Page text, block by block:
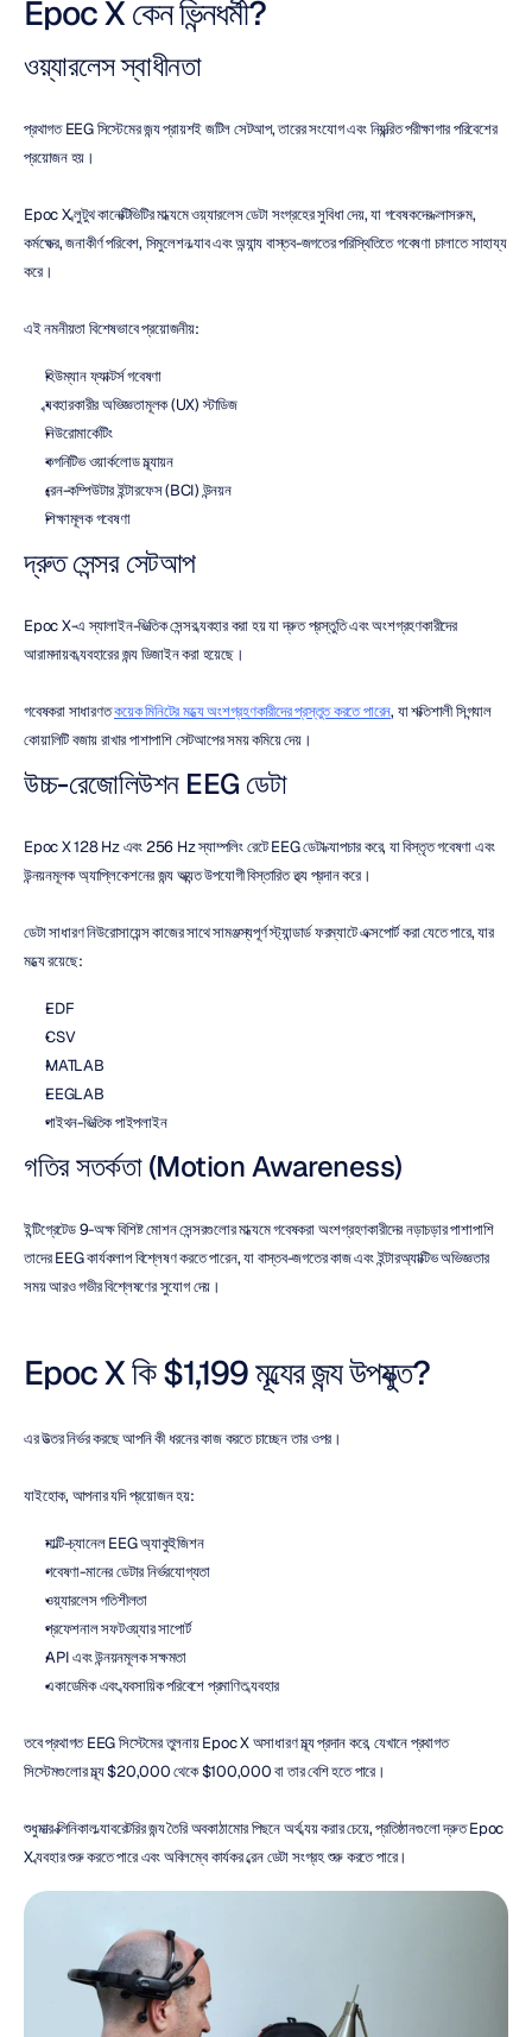
Epoc X কেন ভিন্নধর্মী?
ওয়্যারলেস স্বাধীনতা
প্রথাগত EEG সিস্টেমের জন্য প্রায়শই জটিল সেটআপ, তারের সংযোগ এবং নিয়ন্ত্রিত পরীক্ষাগার পরিবেশের
প্রয়োজন হয়।
Epoc X ব্লুটুথ কানেক্টিভিটির মাধ্যমে ওয়্যারলেস ডেটা সংগ্রহের সুবিধা দেয়, যা গবেষকদের ক্লাসরুম,
কর্মক্ষেত্র, জনাকীর্ণ পরিবেশ, সিমুলেশন ল্যাব এবং অন্যান্য বাস্তব-জগতের পরিস্থিতিতে গবেষণা চালাতে সাহায্য
করে।
এই নমনীয়তা বিশেষভাবে প্রয়োজনীয়:
হিউম্যান ফ্যাক্টর্স গবেষণা
ব্যবহারকারীর অভিজ্ঞতামূলক (UX) স্টাডিজ
নিউরোমার্কেটিং
কগনিটিভ ওয়ার্কলোড মূল্যায়ন
ব্রেন-কম্পিউটার ইন্টারফেস (BCI) উন্নয়ন
শিক্ষামূলক গবেষণা
দ্রুত সেন্সর সেটআপ
Epoc X-এ স্যালাইন-ভিত্তিক সেন্সর ব্যবহার করা হয় যা দ্রুত প্রস্তুতি এবং অংশগ্রহণকারীদের
আরামদায়ক ব্যবহারের জন্য ডিজাইন করা হয়েছে।
গবেষকরা সাধারণত কয়েক মিনিটের মধ্যে অংশগ্রহণকারীদের প্রস্তুত করতে পারেন, যা শক্তিশালী সিগন্যাল
কোয়ালিটি বজায় রাখার পাশাপাশি সেটআপের সময় কমিয়ে দেয়।
উচ্চ-রেজোলিউশন EEG ডেটা
Epoc X 128 Hz এবং 256 Hz স্যাম্পলিং রেটে EEG ডেটা ক্যাপচার করে, যা বিস্তৃত গবেষণা এবং
উন্নয়নমূলক অ্যাপ্লিকেশনের জন্য অত্যন্ত উপযোগী বিস্তারিত তথ্য প্রদান করে।
ডেটা সাধারণ নিউরোসায়েন্স কাজের সাথে সামঞ্জস্যপূর্ণ স্ট্যান্ডার্ড ফরম্যাটে এক্সপোর্ট করা যেতে পারে, যার
মধ্যে রয়েছে:
EDF
CSV
MATLAB
EEGLAB
পাইথন-ভিত্তিক পাইপলাইন
গতির সতর্কতা (Motion Awareness)
ইন্টিগ্রেটেড 9-অক্ষ বিশিষ্ট মোশন সেন্সরগুলোর মাধ্যমে গবেষকরা অংশগ্রহণকারীদের নড়াচড়ার পাশাপাশি
তাদের EEG কার্যকলাপ বিশ্লেষণ করতে পারেন, যা বাস্তব-জগতের কাজ এবং ইন্টারঅ্যাক্টিভ অভিজ্ঞতার
সময় আরও গভীর বিশ্লেষণের সুযোগ দেয়।
Epoc X কি $1,199 মূল্যের জন্য উপযুক্ত?
এর উত্তর নির্ভর করছে আপনি কী ধরনের কাজ করতে চাচ্ছেন তার ওপর।
যাইহোক, আপনার যদি প্রয়োজন হয়:
মাল্টি-চ্যানেল EEG অ্যাকুইজিশন
গবেষণা-মানের ডেটার নির্ভরযোগ্যতা
ওয়্যারলেস গতিশীলতা
প্রফেশনাল সফটওয়্যার সাপোর্ট
API এবং উন্নয়নমূলক সক্ষমতা
একাডেমিক এবং ব্যবসায়িক পরিবেশে প্রমাণিত ব্যবহার
তবে প্রথাগত EEG সিস্টেমের তুলনায় Epoc X অসাধারণ মূল্য প্রদান করে, যেখানে প্রথাগত
সিস্টেমগুলোর মূল্য $20,000 থেকে $100,000 বা তার বেশি হতে পারে।
শুধুমাত্র ক্লিনিকাল ল্যাবরেটরির জন্য তৈরি অবকাঠামোর পিছনে অর্থ ব্যয় করার চেয়ে, প্রতিষ্ঠানগুলো দ্রুত Epoc
X ব্যবহার শুরু করতে পারে এবং অবিলম্বে কার্যকর ব্রেন ডেটা সংগ্রহ শুরু করতে পারে।